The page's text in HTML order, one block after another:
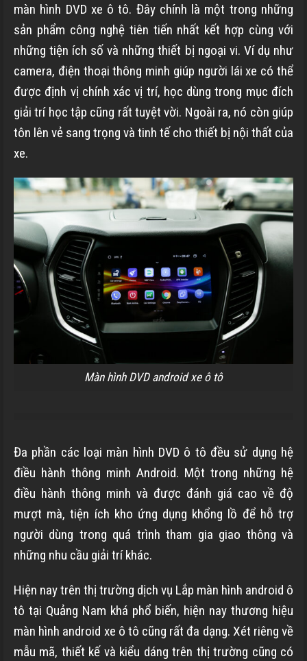
màn hình DVD xe ô tô. Đây chính là một trong những
sản phẩm công nghệ tiên tiến nhất kết hợp cùng với
những tiện ích số và những thiết bị ngoại vi. Ví dụ như
camera, điện thoại thông minh giúp người lái xe có thể
được định vị chính xác vị trí, học dùng trong mục đích
giải trí học tập cũng rất tuyệt vời. Ngoài ra, nó còn giúp
tôn lên vẻ sang trọng và tinh tế cho thiết bị nội thất của
xe.
Màn hình DVD android xe ô tô
Đa phần các loại màn hình DVD ô tô đều sử dụng hệ
điều hành thông minh Android. Một trong những hệ
điều hành thông minh và được đánh giá cao về độ
mượt mà, tiện ích kho ứng dụng khổng lồ để hỗ trợ
người dùng trong quá trình tham gia giao thông và
những nhu cầu giải trí khác.
Hiện nay trên thị trường dịch vụ Lắp màn hình android ô
tô tại Quảng Nam khá phổ biến, hiện nay thương hiệu
màn hình android xe ô tô cũng rất đa dạng. Xét riêng về
mẫu mã, thiết kế và kiểu dáng trên thị trường cũng có